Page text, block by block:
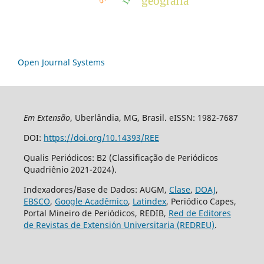
Open Journal Systems
Em Extensão, Uberlândia, MG, Brasil. eISSN: 1982-7687
DOI: https://doi.org/10.14393/REE
Qualis Periódicos: B2 (Classificação de Periódicos
Quadriênio 2021-2024).
Indexadores/Base de Dados: AUGM, Clase, DOAJ,
EBSCO, Google Acadêmico, Latindex, Periódico Capes,
Portal Mineiro de Periódicos, REDIB, Red de Editores
de Revistas de Extensión Universitaria (REDREU).